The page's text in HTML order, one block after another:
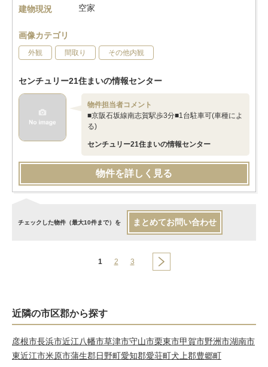
建物現況
空家
画像カテゴリ
外観 間取り その他内観
センチュリー21住まいの情報センター
物件担当者コメント
■京阪石坂線南志賀駅歩3分■1台駐車可(車種によ
る)
センチュリー21住まいの情報センター
物件を詳しく見る
チェックした物件（最大10件まで）を まとめてお問い合わせ
1 2 3
近隣の市区郡から探す
彦根市長浜市近江八幡市草津市守山市栗東市甲賀市野洲市湖南市
東近江市米原市蒲生郡日野町愛知郡愛荘町犬上郡豊郷町